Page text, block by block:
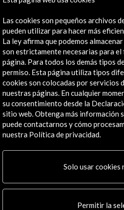
Contacta
info@accioncultural.es
+34 91 700 4000
José Abascal, 4 - 4º
28003 Madrid, España
Canales de contacto
Explora
Institucional
Actividades
Residencias
Noticias
Las cookies son pequeños archivos
pueden utilizar para hacer más
La ley afirma que podemos
son estrictamente necesarias para
página. Para todos los demás tipos
permiso. Esta página utiliza tipos
cookies son colocadas por servicios
nuestras páginas. En cualquier
su consentimiento desde la
sitio web. Obtenga más información
puede contactarnos y cómo
nuestra Política de privacidad.
Solo usar cookies
Permitir la